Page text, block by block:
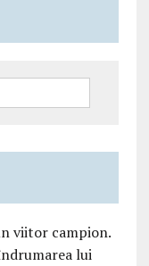
viitor campion.
lui